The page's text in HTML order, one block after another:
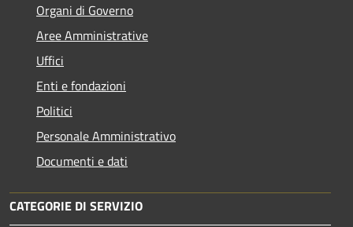
Organi di Governo
Aree Amministrative
Uffici
Enti e fondazioni
Politici
Personale Amministrativo
Documenti e dati
CATEGORIE DI SERVIZIO